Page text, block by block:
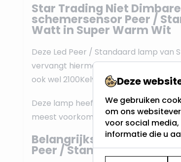
Star Trading Niet
schemersensor Peer /
Watt in Super Warm Wit
Deze Led Peer / Standaard lamp van
vervangt hiermee een 35W
ook wel 2100Kelvin genoemd.
Deze lamp heeft een E27 fitting, vaak
meest voorkomende schroeffitting
Belangrijkste
Peer / Standaard lamp:
Deze
We gebruiken
om ons
voor social
informatie die u